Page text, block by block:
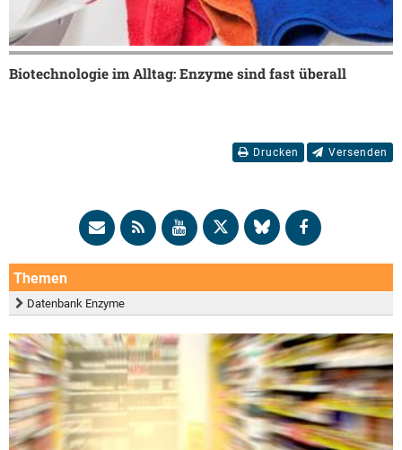
Biotechnologie im Alltag: Enzyme sind fast überall
Drucken Versenden
Themen
Datenbank Enzyme